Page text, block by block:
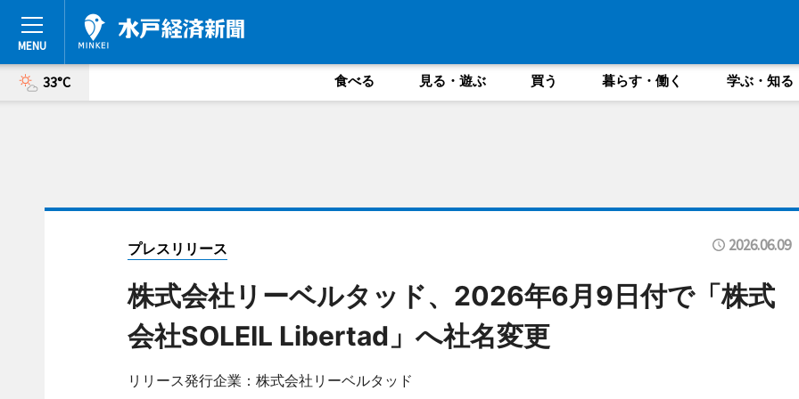
33°C 食べる 見る・遊ぶ 買う 暮らす・働く 学ぶ・知る
プレスリリース 2026.06.09
株式会社リーベルタッド、2026年6月9日付で「株式
会社SOLEIL Libertad」へ社名変更
リリース発行企業：株式会社リーベルタッド